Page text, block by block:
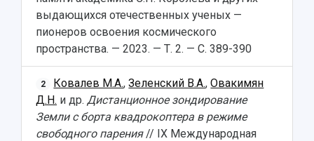
выдающихся отечественных ученых —
пионеров освоения космического
пространства. — 2023. — Т. 2. — С. 389-390
2 Ковалев М.А.,Зеленский В.А.,Овакимян
Д.Н. и др. Дистанционное зондирование
Земли с борта квадрокоптера в режиме
свободного парения// IX Международная